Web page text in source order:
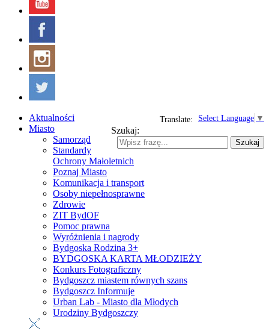
Select Language ▼
Translate:
Szukaj:
Szukaj
Aktualności
Miasto
Samorząd
Standardy
Ochrony Małoletnich
Poznaj Miasto
Komunikacja i transport
Osoby niepełnosprawne
Zdrowie
ZIT BydOF
Pomoc prawna
Wyróżnienia i nagrody
Bydgoska Rodzina 3+
BYDGOSKA KARTA MŁODZIEŻY
Konkurs Fotograficzny
Bydgoszcz miastem równych szans
Bydgoszcz Informuje
Urban Lab - Miasto dla Młodych
Urodziny Bydgoszczy